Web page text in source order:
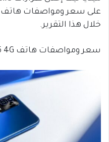
خلال هذا التقرير.
سعر ومواصفات هاتف Oppo A55 4G:-